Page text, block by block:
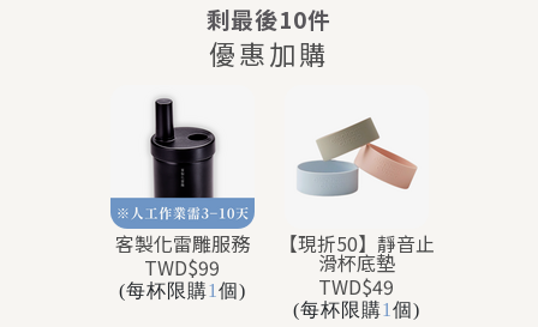
剩最後10件
優惠加購
客製化雷雕服務
TWD$99
(每杯限購1 個)
【現折50】靜音止
滑杯底墊
TWD$49
(每杯限購1 個)